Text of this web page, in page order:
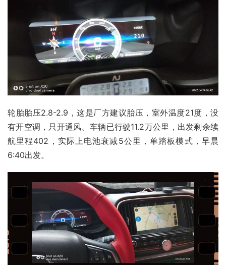
轮胎胎压2.8-2.9，这是厂方建议胎压，室外温度21度，没
有开空调，只开通风。车辆已行驶11.2万公里，出发剩余续
航里程402，实际上电池衰减5公里，单踏板模式，早晨
6:40出发。